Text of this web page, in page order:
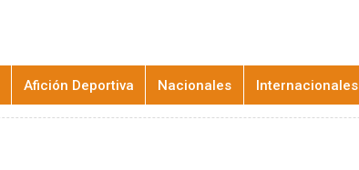
Afición Deportiva Nacionales Internacionales